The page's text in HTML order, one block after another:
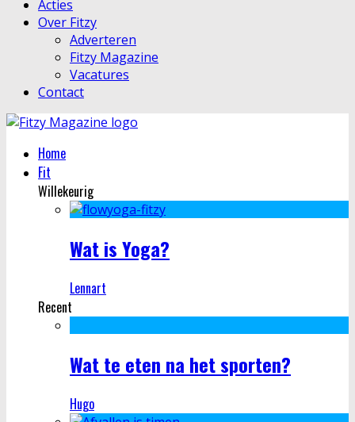
Acties
Over Fitzy
Adverteren
Fitzy Magazine
Vacatures
Contact
Home
Fit
Willekeurig
Wat is Yoga?
Lennart
Recent
Wat te eten na het sporten?
Hugo